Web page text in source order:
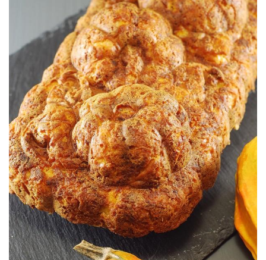
BUNDTCAKE (SALADO) DE CALABAZA
& CHORIZO
Unos colores que entran por la vista.